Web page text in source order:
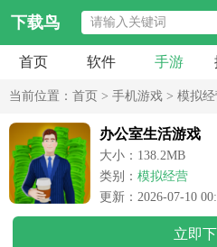
下载鸟
首页 软件 手游
当前位置： 首页 > 手机游戏 > 模拟
办公室生活游戏
大小：138.2MB
类别： 模拟经营
更新：2026-07-10
立即